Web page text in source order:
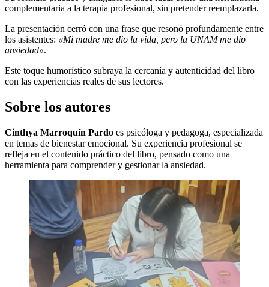
complementaria a la terapia profesional, sin pretender reemplazarla.
La presentación cerró con una frase que resonó profundamente entre
los asistentes: «Mi madre me dio la vida, pero la UNAM me dio
ansiedad».
Este toque humorístico subraya la cercanía y autenticidad del libro
con las experiencias reales de sus lectores.
Sobre los autores
Cinthya Marroquín Pardo es psicóloga y pedagoga, especializada
en temas de bienestar emocional. Su experiencia profesional se
refleja en el contenido práctico del libro, pensado como una
herramienta para comprender y gestionar la ansiedad.